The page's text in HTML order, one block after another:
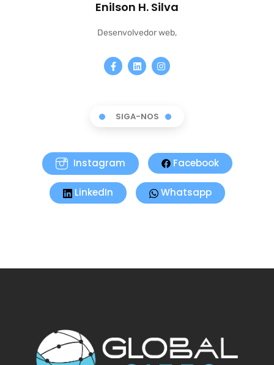
Enilson H. Silva
Desenvolvedor web,
SIGA-NOS
Instagram Facebook
LinkedIn Whatsapp